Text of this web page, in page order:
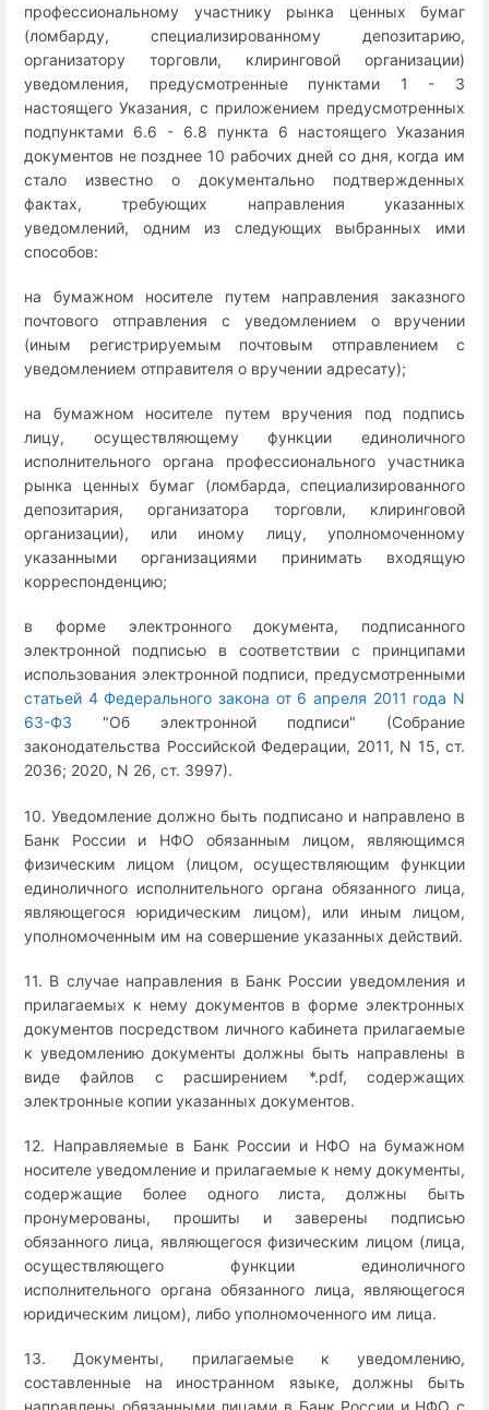
профессиональному участнику рынка ценных бумаг
(ломбарду, специализированному депозитарию,
организатору торговли, клиринговой организации)
уведомления, предусмотренные пунктами 1 - 3
настоящего Указания, с приложением предусмотренных
подпунктами 6.6 - 6.8 пункта 6 настоящего Указания
документов не позднее 10 рабочих дней со дня, когда им
стало известно о документально подтвержденных
фактах, требующих направления указанных
уведомлений, одним из следующих выбранных ими
способов:
на бумажном носителе путем направления заказного
почтового отправления с уведомлением о вручении
(иным регистрируемым почтовым отправлением с
уведомлением отправителя о вручении адресату);
на бумажном носителе путем вручения под подпись
лицу, осуществляющему функции единоличного
исполнительного органа профессионального участника
рынка ценных бумаг (ломбарда, специализированного
депозитария, организатора торговли, клиринговой
организации), или иному лицу, уполномоченному
указанными организациями принимать входящую
корреспонденцию;
в форме электронного документа, подписанного
электронной подписью в соответствии с принципами
использования электронной подписи, предусмотренными
статьей 4 Федерального закона от 6 апреля 2011 года N
63-ФЗ "Об электронной подписи" (Собрание
законодательства Российской Федерации, 2011, N 15, ст.
2036; 2020, N 26, ст. 3997).
10. Уведомление должно быть подписано и направлено в
Банк России и НФО обязанным лицом, являющимся
физическим лицом (лицом, осуществляющим функции
единоличного исполнительного органа обязанного лица,
являющегося юридическим лицом), или иным лицом,
уполномоченным им на совершение указанных действий.
11. В случае направления в Банк России уведомления и
прилагаемых к нему документов в форме электронных
документов посредством личного кабинета прилагаемые
к уведомлению документы должны быть направлены в
виде файлов с расширением *.pdf, содержащих
электронные копии указанных документов.
12. Направляемые в Банк России и НФО на бумажном
носителе уведомление и прилагаемые к нему документы,
содержащие более одного листа, должны быть
пронумерованы, прошиты и заверены подписью
обязанного лица, являющегося физическим лицом (лица,
осуществляющего функции единоличного
исполнительного органа обязанного лица, являющегося
юридическим лицом), либо уполномоченного им лица.
13. Документы, прилагаемые к уведомлению,
составленные на иностранном языке, должны быть